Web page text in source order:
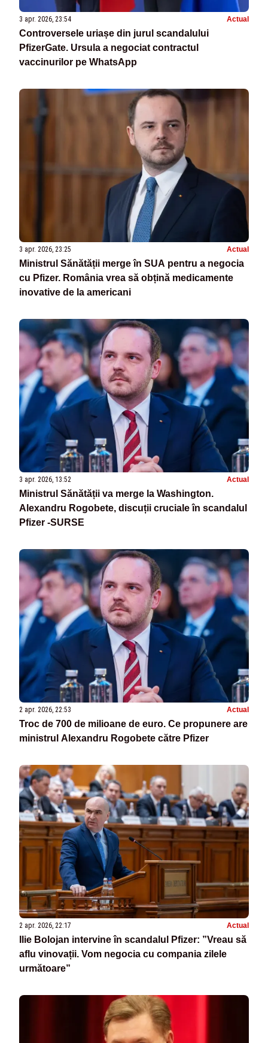
3 apr. 2026, 23:54 Actual
Controversele uriașe din jurul scandalului
PfizerGate. Ursula a negociat contractul
vaccinurilor pe WhatsApp
3 apr. 2026, 23:25 Actual
Ministrul Sănătății merge în SUA pentru a negocia
cu Pfizer. România vrea să obțină medicamente
inovative de la americani
3 apr. 2026, 13:52 Actual
Ministrul Sănătății va merge la Washington.
Alexandru Rogobete, discuții cruciale în scandalul
Pfizer -SURSE
2 apr. 2026, 22:53 Actual
Troc de 700 de milioane de euro. Ce propunere are
ministrul Alexandru Rogobete către Pfizer
2 apr. 2026, 22:17 Actual
Ilie Bolojan intervine în scandalul Pfizer: ”Vreau să
aflu vinovații. Vom negocia cu compania zilele
următoare”